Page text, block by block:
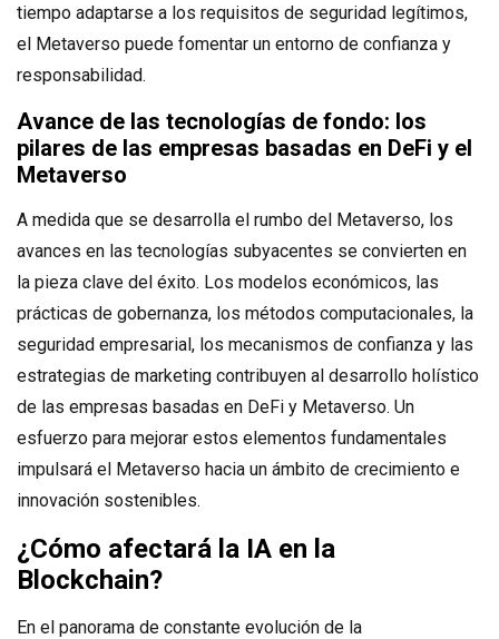
tiempo adaptarse a los requisitos de seguridad legítimos,
el Metaverso puede fomentar un entorno de confianza y
responsabilidad.
Avance de las tecnologías de fondo: los
pilares de las empresas basadas en DeFi y el
Metaverso
A medida que se desarrolla el rumbo del Metaverso, los
avances en las tecnologías subyacentes se convierten en
la pieza clave del éxito. Los modelos económicos, las
prácticas de gobernanza, los métodos computacionales, la
seguridad empresarial, los mecanismos de confianza y las
estrategias de marketing contribuyen al desarrollo holístico
de las empresas basadas en DeFi y Metaverso. Un
esfuerzo para mejorar estos elementos fundamentales
impulsará el Metaverso hacia un ámbito de crecimiento e
innovación sostenibles.
¿Cómo afectará la IA en la
Blockchain?
En el panorama de constante evolución de la